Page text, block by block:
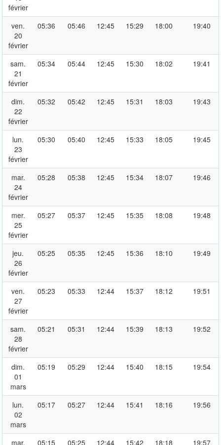
février
ven.
20
février
05:36 05:46 12:45 15:29 18:00 19:40
sam.
21
février
05:34 05:44 12:45 15:30 18:02 19:41
dim.
22
février
05:32 05:42 12:45 15:31 18:03 19:43
lun.
23
février
05:30 05:40 12:45 15:33 18:05 19:45
mar.
24
février
05:28 05:38 12:45 15:34 18:07 19:46
mer.
25
février
05:27 05:37 12:45 15:35 18:08 19:48
jeu.
26
février
05:25 05:35 12:45 15:36 18:10 19:49
ven.
27
février
05:23 05:33 12:44 15:37 18:12 19:51
sam.
28
février
05:21 05:31 12:44 15:39 18:13 19:52
dim.
01
mars
05:19 05:29 12:44 15:40 18:15 19:54
lun.
02
mars
05:17 05:27 12:44 15:41 18:16 19:56
mar. 05:15 05:25 12:44 15:42 18:18 19:57